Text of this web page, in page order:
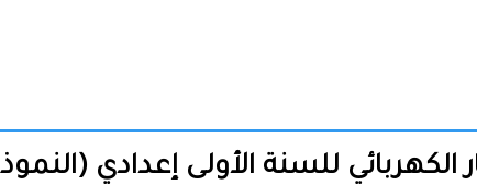
للسنة الأولى إعدادي (النموذج